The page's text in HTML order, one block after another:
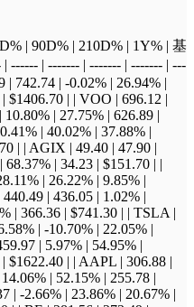
| 90D% | 210D% | 1Y% | 基
------ | ------- | ------- | ------- | ---
| 742.74 | -0.02% | 26.94% |
$1406.70 | | VOO | 696.12 |
| 27.75% | 626.89 |
| 40.02% | 37.88% |
| | AGIX | 49.40 | 47.90 |
| 34.23 | $151.70 | |
| 26.22% | 9.85% |
| 436.05 | 1.02% |
| 366.36 | $741.30 | | TSLA |
| -10.70% | 22.05% |
| 5.97% | 54.95% |
$1622.40 | | AAPL | 306.88 |
| 52.15% | 255.78 |
| -2.66% | 23.86% | 20.67% |